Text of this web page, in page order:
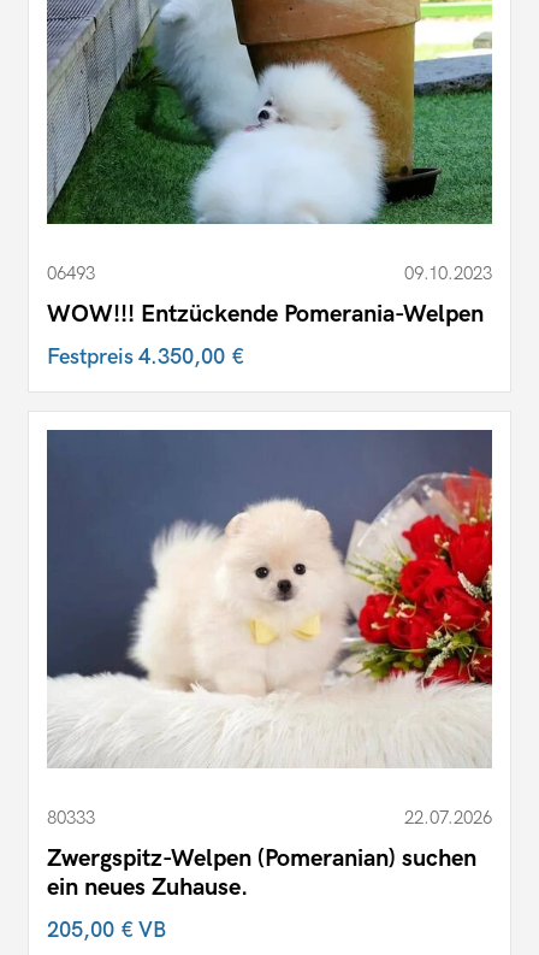
06493 09.10.2023
WOW!!! Entzückende Pomerania-Welpen
Festpreis4.350,00 €
80333 22.07.2026
Zwergspitz-Welpen (Pomeranian) suchen
ein neues Zuhause.
205,00 €VB